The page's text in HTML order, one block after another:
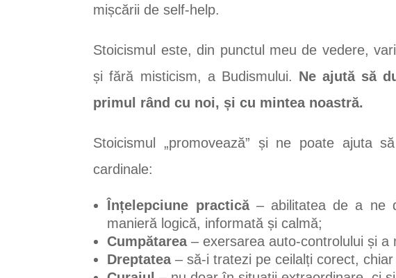
mișcării de self-help.
Stoicismul este, din punctul meu de vedere,
și fără misticism, a Budismului. Ne ajută să
primul rând cu noi, și cu mintea noastră.
Stoicismul „promovează” și ne poate ajuta
cardinale:
Înțelepciune practică– abilitatea de a ne
manieră logică, informată și calmă;
Cumpătarea– exersarea auto-controlului și a
Dreptatea– să-i tratezi pe ceilalți corect,